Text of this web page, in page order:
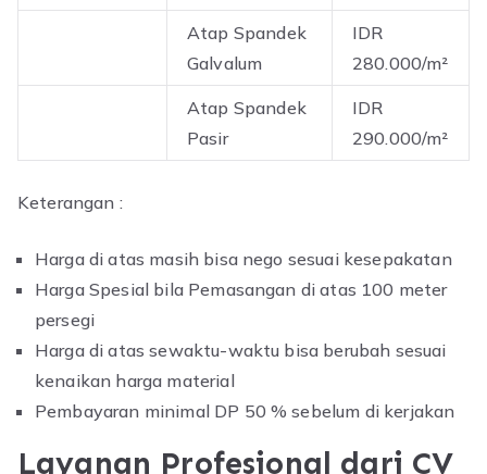
Atap Spandek
Galvalum
IDR
280.000/m²
Atap Spandek
Pasir
IDR
290.000/m²
Keterangan :
Harga di atas masih bisa nego sesuai kesepakatan
Harga Spesial bila Pemasangan di atas 100 meter
persegi
Harga di atas sewaktu-waktu bisa berubah sesuai
kenaikan harga material
Pembayaran minimal DP 50 % sebelum di kerjakan
Layanan Profesional dari CV